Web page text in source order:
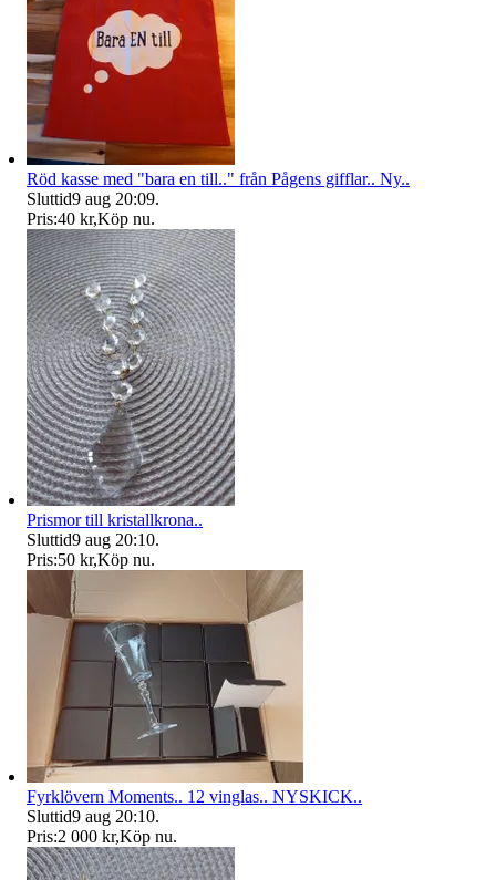
Röd kasse med "bara en till.." från Pågens gifflar.. Ny..
Sluttid9 aug 20:09.
Pris:40 kr,Köp nu.
Prismor till kristallkrona..
Sluttid9 aug 20:10.
Pris:50 kr,Köp nu.
Fyrklövern Moments.. 12 vinglas.. NYSKICK..
Sluttid9 aug 20:10.
Pris:2 000 kr,Köp nu.